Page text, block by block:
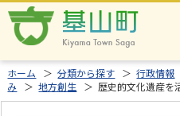
ホーム ＞分類から探す ＞行政情報
み
＞地方創生 ＞ 歴史的文化遺産を